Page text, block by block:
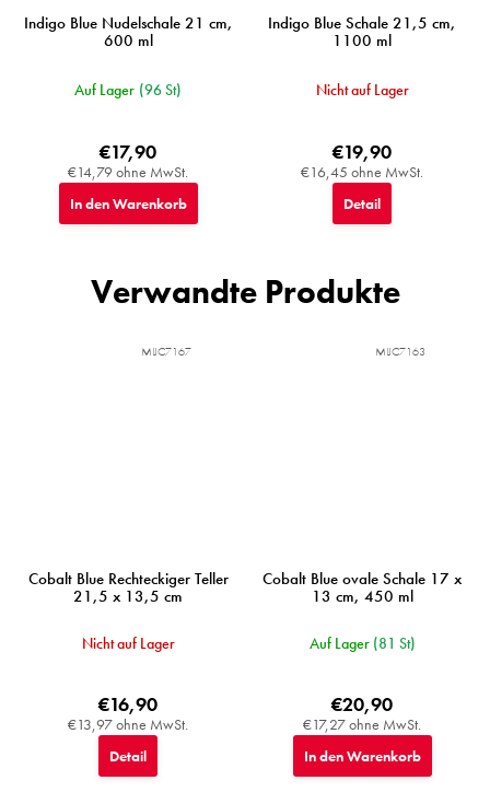
Indigo Blue Nudelschale 21 cm,
600 ml
Auf Lager (96 St)
€14,79 ohne MwSt.
€17,90
In den Warenkorb
Indigo Blue Schale 21,5 cm,
1100 ml
Nicht auf Lager
€16,45 ohne MwSt.
€19,90
Detail
Verwandte Produkte
Cobalt Blue Rechteckiger Teller
21,5 x 13,5 cm
Nicht auf Lager
€13,97 ohne MwSt.
€16,90
Detail
MIJC7167
Cobalt Blue ovale Schale 17 x
13 cm, 450 ml
Auf Lager (81 St)
€17,27 ohne MwSt.
€20,90
In den Warenkorb
MIJC7163